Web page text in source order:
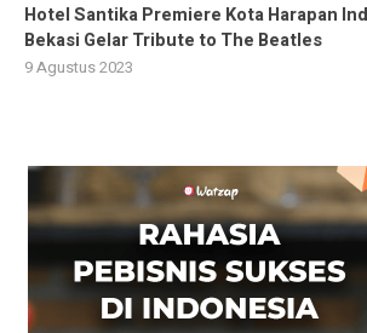
Hotel Santika Premiere Kota Harapan
Bekasi Gelar Tribute to The Beatles
9 Agustus 2023